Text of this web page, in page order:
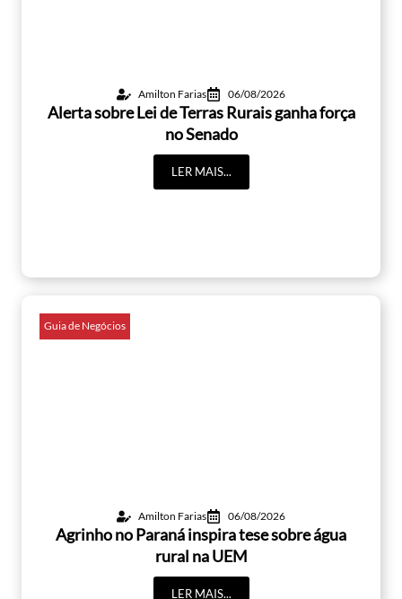
Amilton Farias 06/08/2026
Alerta sobre Lei de Terras Rurais ganha força
no Senado
LER MAIS...
Guia de Negócios
Amilton Farias 06/08/2026
Agrinho no Paraná inspira tese sobre água
rural na UEM
LER MAIS...